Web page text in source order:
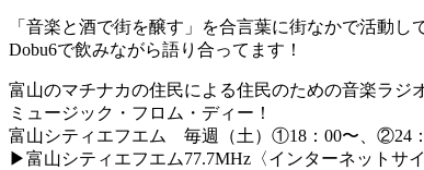
「音楽と酒で街を醸す」を合言葉に街なかで活動し
Dobu6で飲みながら語り合ってます！
富山のマチナカの住民による住民のための音楽ラジ
ミュージック・フロム・ディー！
富山シティエフエム 毎週（土）①18：00〜、②24
▶︎富山シティエフエム77.7MHz〈インターネットサイ